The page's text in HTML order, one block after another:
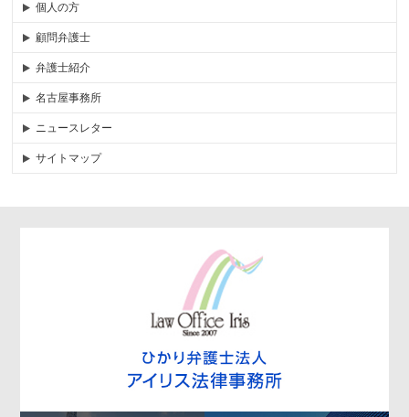
個人の方
顧問弁護士
弁護士紹介
名古屋事務所
ニュースレター
サイトマップ